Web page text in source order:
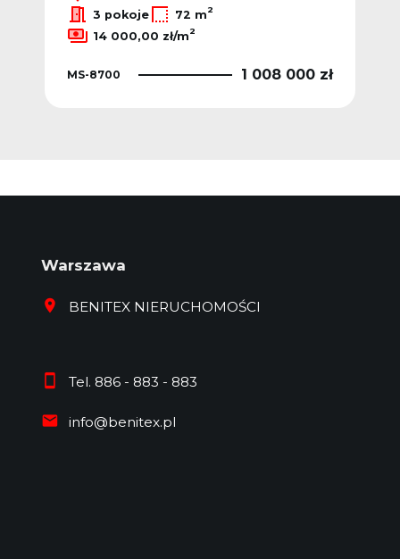
3 pokoje
72 m2
14 000,00 zł/m2
MS-8700 1 008 000 zł
Warszawa
BENITEX NIERUCHOMOŚCI
Tel. 886 - 883 - 883
info@benitex.pl